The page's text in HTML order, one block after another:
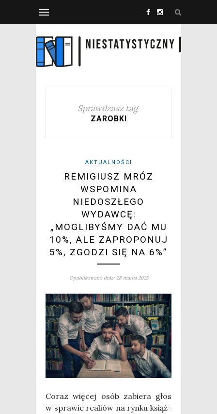
Sprawdzasz tag
ZAROBKI
AKTUALNOŚCI
REMIGIUSZ MRÓZ
WSPOMINA
NIEDOSZŁEGO
WYDAWCĘ:
„MOGLIBYŚMY DAĆ MU
10%, ALE ZAPROPONUJ
5%, ZGODZI SIĘ NA 6%”
Opublikowano dnia: 28 marca 2025
Coraz wię­cej osób zabie­ra głos
w spra­wie realiów na ryn­ku książ­